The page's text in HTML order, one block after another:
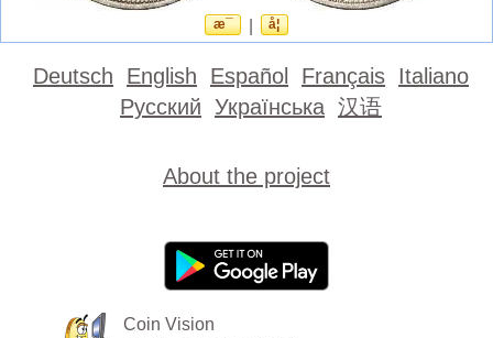
æ¯ å¦
Deutsch English Español Français Italiano
Русский Українська 汉语
About the project
Coin Vision